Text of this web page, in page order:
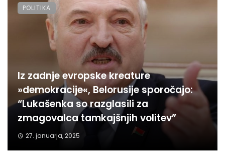
Iz zadnje evropske kreature
»demokracije«, Belorusije sporočajo:
“Lukašenka so razglasili za
zmagovalca tamkajšnjih volitev”
27. januarja, 2025
POLITIKA